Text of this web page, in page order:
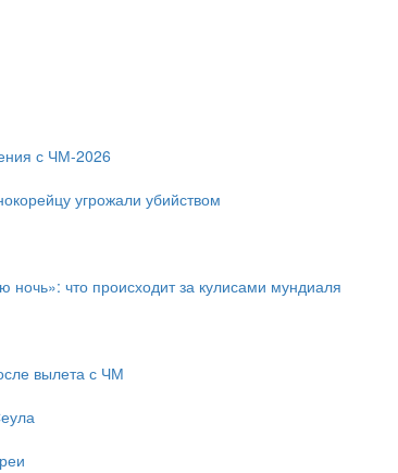
с ЧМ-2026
угрожали убийством
что происходит за кулисами мундиаля
вылета с ЧМ